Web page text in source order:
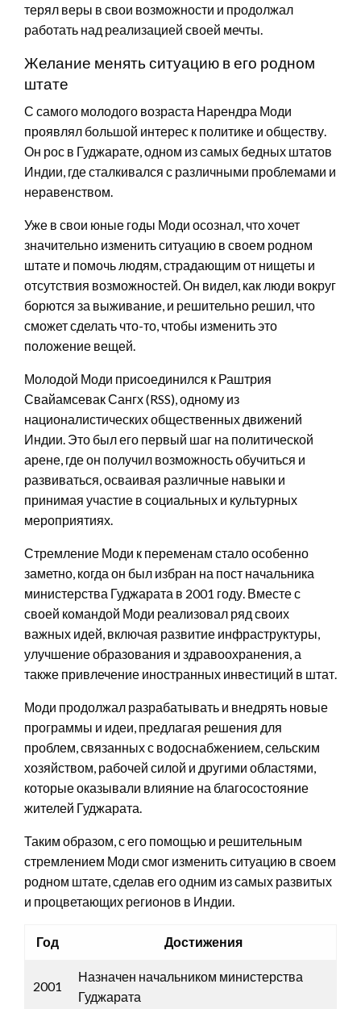
терял веры в свои возможности и продолжал
работать над реализацией своей мечты.
Желание менять ситуацию в его родном
штате
С самого молодого возраста Нарендра Моди
проявлял большой интерес к политике и обществу.
Он рос в Гуджарате, одном из самых бедных штатов
Индии, где сталкивался с различными проблемами и
неравенством.
Уже в свои юные годы Моди осознал, что хочет
значительно изменить ситуацию в своем родном
штате и помочь людям, страдающим от нищеты и
отсутствия возможностей. Он видел, как люди вокруг
борются за выживание, и решительно решил, что
сможет сделать что-то, чтобы изменить это
положение вещей.
Молодой Моди присоединился к Раштрия
Свайамсевак Сангх (RSS), одному из
националистических общественных движений
Индии. Это был его первый шаг на политической
арене, где он получил возможность обучиться и
развиваться, осваивая различные навыки и
принимая участие в социальных и культурных
мероприятиях.
Стремление Моди к переменам стало особенно
заметно, когда он был избран на пост начальника
министерства Гуджарата в 2001 году. Вместе с
своей командой Моди реализовал ряд своих
важных идей, включая развитие инфраструктуры,
улучшение образования и здравоохранения, а
также привлечение иностранных инвестиций в штат.
Моди продолжал разрабатывать и внедрять новые
программы и идеи, предлагая решения для
проблем, связанных с водоснабжением, сельским
хозяйством, рабочей силой и другими областями,
которые оказывали влияние на благосостояние
жителей Гуджарата.
Таким образом, с его помощью и решительным
стремлением Моди смог изменить ситуацию в своем
родном штате, сделав его одним из самых развитых
и процветающих регионов в Индии.
Год Достижения
2001
Назначен начальником министерства
Гуджарата